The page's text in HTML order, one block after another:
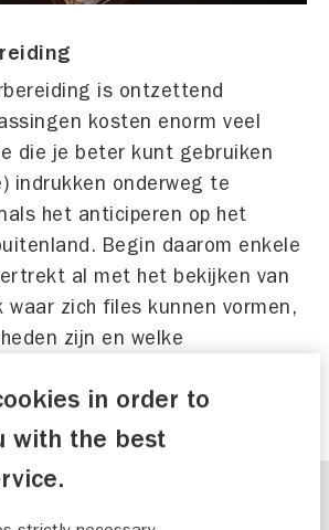
is ontzettend
kosten enorm veel
die je beter kunt gebruiken
indrukken onderweg te
het anticiperen op het
Begin daarom enkele
al met het bekijken van
waar zich files kunnen vormen,
zijn en welke
in order to
with the best